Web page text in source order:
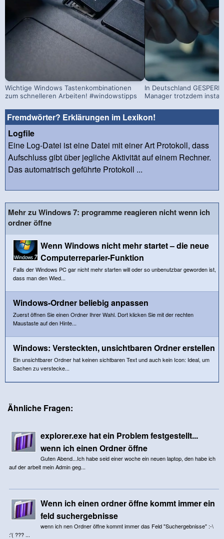
Wichtige Windows Tastenkombinationen
zum schnelleren Arbeiten! #windowstipps
In Deutschland
Manager trotzdem
Fremdwörter? Erklärungen im Lexikon!
Logfile
Eine Log-Datei ist eine Datei mit einer Art Protokoll, dass
Aufschluss gibt über jegliche Aktivität auf einem Rechner.
Das automatrisch geführte Protokoll ...
Mehr zu Windows 7: programme reagieren nicht wenn ich
ordner öffne
Wenn Windows nicht mehr startet – die neue
Computerreparier-Funktion
Falls der Windows PC gar nicht mehr starten will oder so unbenutzbar geworden ist,
dass man den Wied...
Windows-Ordner beliebig anpassen
Zuerst öffnen Sie einen Ordner Ihrer Wahl. Dort klicken Sie mit der rechten
Maustaste auf den Hinte...
Windows: Versteckten, unsichtbaren Ordner erstellen
Ein unsichtbarer Ordner hat keinen sichtbaren Text und auch kein Icon: Ideal, um
Sachen zu verstecke...
Ähnliche Fragen:
explorer.exe hat ein Problem festgestellt...
wenn ich einen Ordner öffne
Guten Abend...Ich habe seid einer woche ein neuen laptop, den habe ich
auf der arbeit mein Admin geg...
Wenn ich einen ordner öffne kommt immer ein
feld suchergebnisse
wenn ich nen Ordner öffne kommt immer das Feld "Suchergebnisse" :-\
:'( ??? ...